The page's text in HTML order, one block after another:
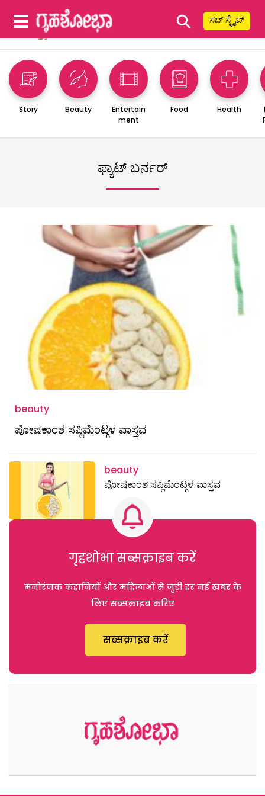
⚲ ಸಬ್ ಸ್ಕ್ರೈಬ್
Story Beauty
Entertain
ment
Food Health
ಫ್ಯಾಟ್ ಬರ್ನರ್
beauty
ಪೋಷಕಾಂಶ ಸಪ್ಲಿಮೆಂಟ್ಗಳ ವಾಸ್ತವ
beauty
ಪೋಷಕಾಂಶ ಸಪ್ಲಿಮೆಂಟ್ಗಳ ವಾಸ್ತವ
गृहशोभा सब्सक्राइब करें
मनोरंजक कहानियों और महिलाओं से जुड़ी हर नई खबर के
लिए सब्सक्राइब करिए
सब्सक्राइब करें